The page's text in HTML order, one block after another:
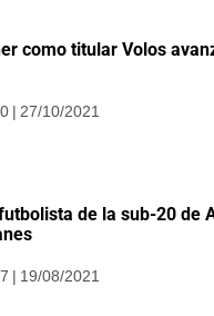
como titular Volos
| 27/10/2021
de la sub-20 de
| 19/08/2021